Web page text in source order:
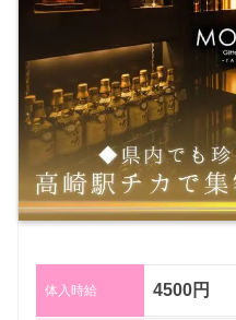
体入時給 4500円